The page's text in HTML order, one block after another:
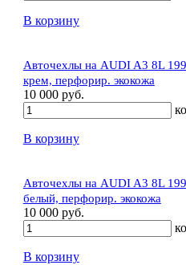
В корзину
Авточехлы на AUDI A3 8L
крем, перфорир. экокожа
10 000 руб.
В корзину
Авточехлы на AUDI A3 8L
белый, перфорир. экокожа
10 000 руб.
В корзину